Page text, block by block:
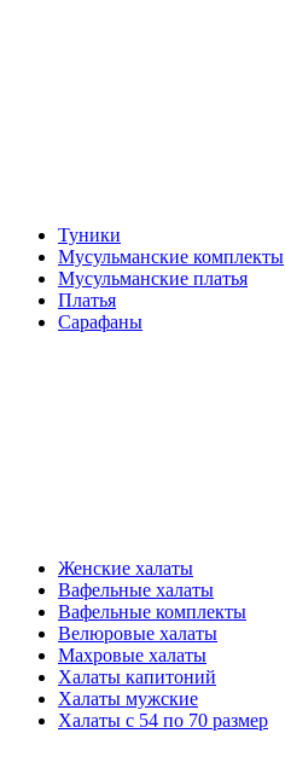
Туники
Мусульманские комплекты
Мусульманские платья
Платья
Сарафаны
Женские халаты
Вафельные халаты
Вафельные комплекты
Велюровые халаты
Махровые халаты
Халаты капитоний
Халаты мужские
Халаты с 54 по 70 размер